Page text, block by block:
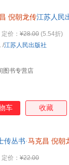
倪朝龙传江苏人民
定价： ¥28.00 (5.54折)
图书专营店
/江苏人民出版社
车 收藏
传丛书·马克昌 倪朝
定价： ¥22.00